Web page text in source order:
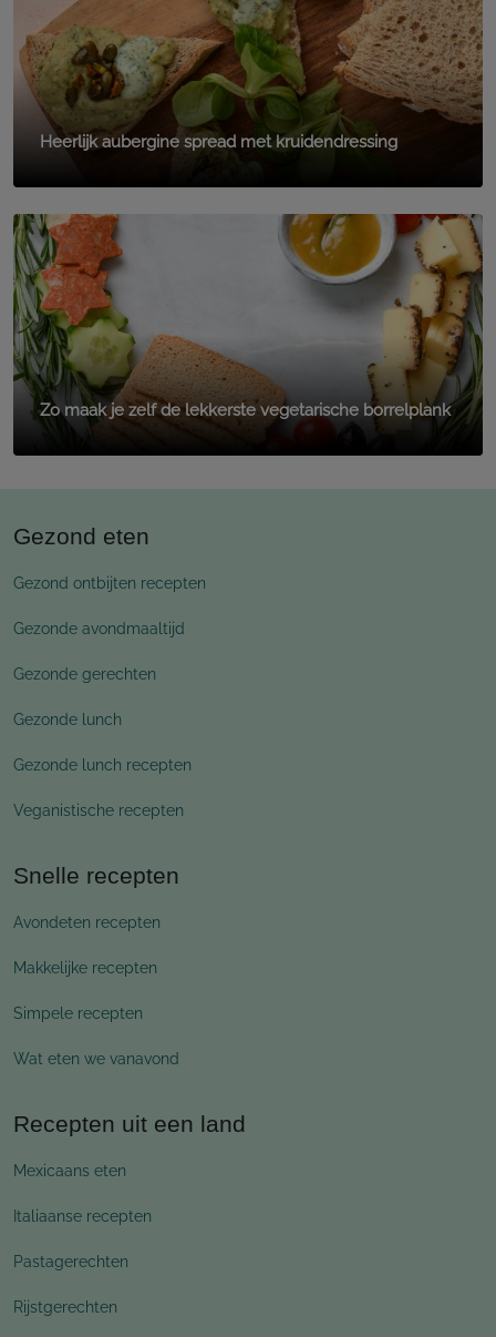
Heerlijk aubergine spread met kruidendressing
Zo maak je zelf de lekkerste vegetarische borrelplank
Gezond eten
Gezond ontbijten recepten
Gezonde avondmaaltijd
Gezonde gerechten
Gezonde lunch
Gezonde lunch recepten
Veganistische recepten
Snelle recepten
Avondeten recepten
Makkelijke recepten
Simpele recepten
Wat eten we vanavond
Recepten uit een land
Mexicaans eten
Italiaanse recepten
Pastagerechten
Rijstgerechten